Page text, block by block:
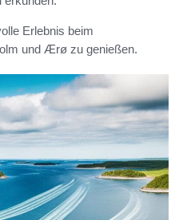
Erlebnis beim
und Ærø zu genießen.